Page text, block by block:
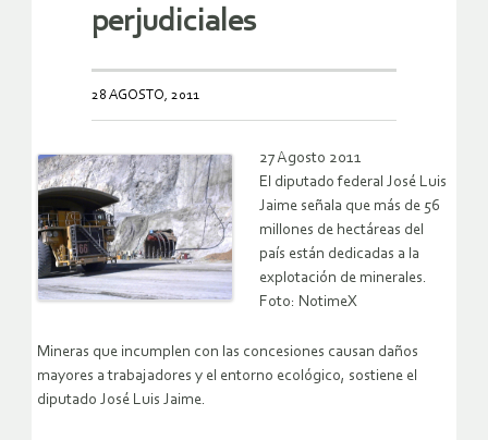
perjudiciales
28 AGOSTO, 2011
27 Agosto 2011
El diputado federal José Luis
Jaime señala que más de 56
millones de hectáreas del
país están dedicadas a la
explotación de minerales.
Foto: NotimeX
Mineras que incumplen con las concesiones causan daños
mayores a trabajadores y el entorno ecológico, sostiene el
diputado José Luis Jaime.